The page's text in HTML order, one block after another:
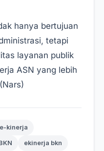
hanya bertujuan
tetapi
layanan publik
ASN yang lebih
e-kinerja
ekinerja bkn